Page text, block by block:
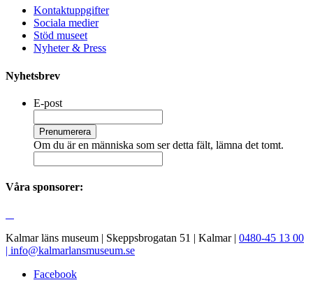
Kontaktuppgifter
Sociala medier
Stöd museet
Nyheter & Press
Nyhetsbrev
E-post
Om du är en människa som ser detta fält, lämna det tomt.
Våra sponsorer:
Kalmar läns museum | Skeppsbrogatan 51 | Kalmar | 0480-45 13 00
| info@kalmarlansmuseum.se
Facebook